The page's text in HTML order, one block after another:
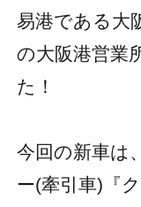
易港である大
の大阪港営業
た！
今回の新車は
ー(牽引車)『